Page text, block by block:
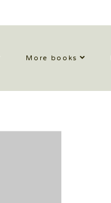
More books